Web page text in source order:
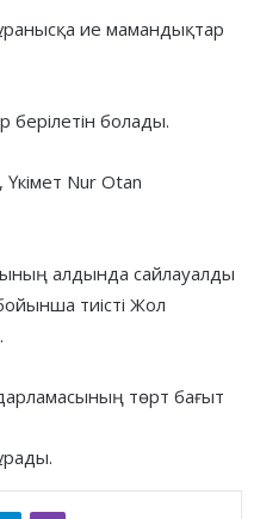
ие мамандықтар
болады.
Nur Otan
алдында сайлауалды
тиісті Жол
төрт бағыт